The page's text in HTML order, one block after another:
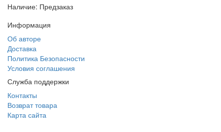
Наличие: Предзаказ
Информация
Об авторе
Доставка
Политика Безопасности
Условия соглашения
Служба поддержки
Контакты
Возврат товара
Карта сайта